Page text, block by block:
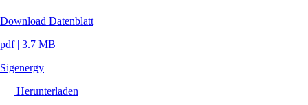
Download Datenblatt
pdf | 3.7 MB
Sigenergy
Herunterladen